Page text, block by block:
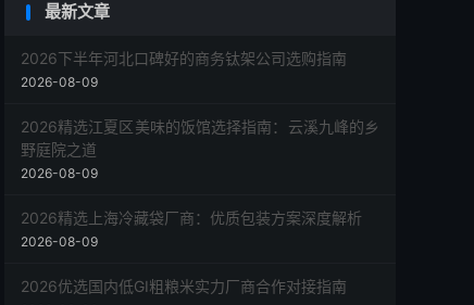
最新文章
2026下半年河北口碑好的商务钛架公司选购指南
2026-08-09
2026精选江夏区美味的饭馆选择指南：云溪九峰的乡
野庭院之道
2026-08-09
2026精选上海冷藏袋厂商：优质包装方案深度解析
2026-08-09
2026优选国内低GI粗粮米实力厂商合作对接指南